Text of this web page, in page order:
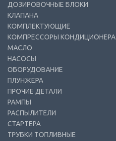
ДОЗИРОВОЧНЫЕ БЛОКИ
КЛАПАНА
КОМПЛЕКТУЮЩИЕ
КОМПРЕССОРЫ КОНДИЦИОНЕРА
МАСЛО
НАСОСЫ
ОБОРУДОВАНИЕ
ПЛУНЖЕРА
ПРОЧИЕ ДЕТАЛИ
РАМПЫ
РАСПЫЛИТЕЛИ
СТАРТЕРА
ТРУБКИ ТОПЛИВНЫЕ